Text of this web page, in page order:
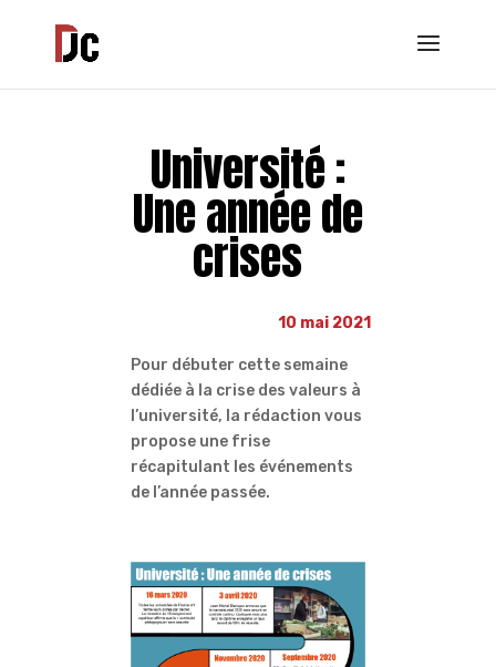
Université :
Une année de
crises
10 mai 2021
Pour débuter cette semaine
dédiée à la crise des valeurs à
l’université, la rédaction vous
propose une frise
récapitulant les événements
de l’année passée.